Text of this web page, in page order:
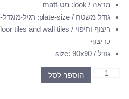
מראה / look
: מט-matt
גודל משטח / plate-size
: רגיל-מוגדל- big regular
ריצוף וחיפוי / floor tiles and wall tiles
כריצוף
גודל / size
:90x90
כמות
הוספה לסל